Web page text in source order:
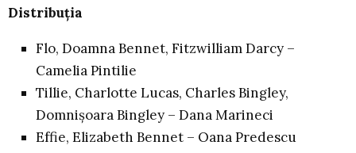
Distribuția
Flo, Doamna Bennet, Fitzwilliam Darcy –
Camelia Pintilie
Tillie, Charlotte Lucas, Charles Bingley,
Domnișoara Bingley – Dana Marineci
Effie, Elizabeth Bennet – Oana Predescu